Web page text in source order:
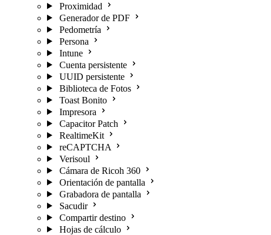
Proximidad
Generador de PDF
Pedometría
Persona
Intune
Cuenta persistente
UUID persistente
Biblioteca de Fotos
Toast Bonito
Impresora
Capacitor Patch
RealtimeKit
reCAPTCHA
Verisoul
Cámara de Ricoh 360
Orientación de pantalla
Grabadora de pantalla
Sacudir
Compartir destino
Hojas de cálculo